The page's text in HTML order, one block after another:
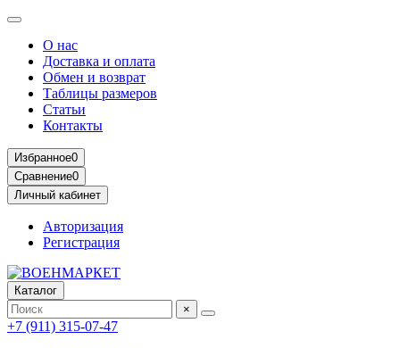
О нас
Доставка и оплата
Обмен и возврат
Таблицы размеров
Статьи
Контакты
Избранное0
Сравнение0
Личный кабинет
Авторизация
Регистрация
Каталог
×
+7 (911) 315-07-47